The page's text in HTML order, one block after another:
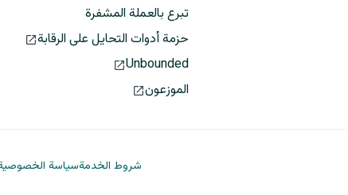
تبرع بالعملة المشفرة
حزمة أدوات التحايل على الرقابة
Unbounded
الموزعون
شروط الخدمةسياسة